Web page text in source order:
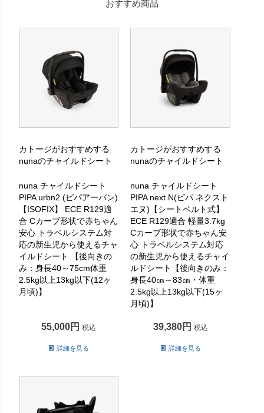
おすすめ商品
カトージがおすすめする
nunaのチャイルドシート
nuna チャイルドシート
PIPA urbn2 (ピパアーバン)
【ISOFIX】 ECE R129適
合 Cカーブ形状で赤ちゃん
安心 トラベルシステム対
応の新生児から使えるチャ
イルドシート 【後向きの
み：身長40～75cm体重
2.5kg以上13kg以下(12ヶ
月頃)】
55,000 税込
詳細を見る
カトージがおすすめする
nunaのチャイルドシート
nuna チャイルドシート
PIPA next N(ピパ ネクスト
エヌ)【シートベルト式】
ECE R129適合 軽量3.7kg
Cカーブ形状で赤ちゃん安
心 トラベルシステム対応
の新生児から使えるチャイ
ルドシート【後向きのみ：
身長40㎝～83㎝・体重
2.5kg以上13kg以下(15ヶ
月頃)】
39,380 税込
詳細を見る